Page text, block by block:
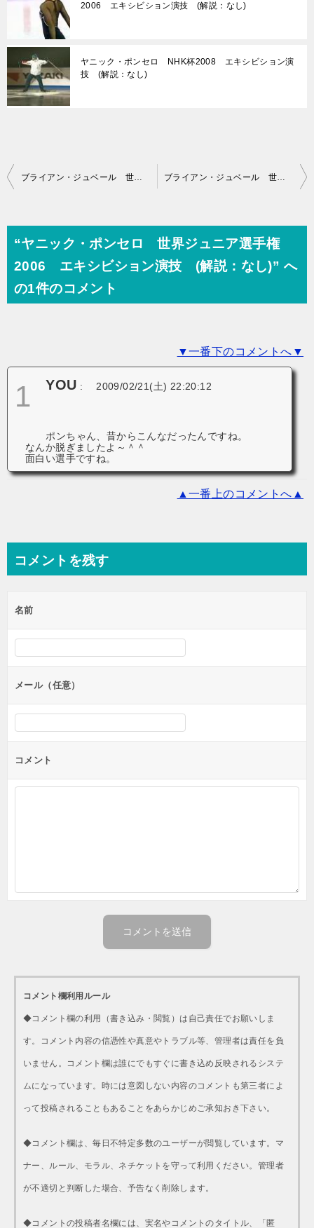
2006 エキシビション演技 (解説：なし)
ヤニック・ポンセロ NHK杯2008 エキシビション演
技 (解説：なし)
投
ビ
ゲ
ー
“ヤニック・ポンセロ 世界ジュニア選手権
2006 エキシビション演技 (解説：なし)” へ
の1件のコメント
▼一番下のコメントへ▼
1 YOU : 2009/02/21(土) 22:20:12
ポンちゃん、昔からこんなだったんですね。
なんか脱ぎましたよ～＾＾
面白い選手ですね。
▲一番上のコメントへ▲
コメントを残す
名前
メール（任意）
コメント
コメント欄利用ルール
◆コメント欄の利用（書き込み・閲覧）は自己責任でお願いしま
す。コメント内容の信憑性や真意やトラブル等、管理者は責任を負
いません。コメント欄は誰にでもすぐに書き込め反映されるシステ
ムになっています。時には意図しない内容のコメントも第三者によ
って投稿されることもあることをあらかじめご承知おき下さい。
◆コメント欄は、毎日不特定多数のユーザーが閲覧しています。マ
ナー、ルール、モラル、ネチケットを守って利用ください。管理者
が不適切と判断した場合、予告なく削除します。
◆コメントの投稿者名欄には、実名やコメントのタイトル、「匿